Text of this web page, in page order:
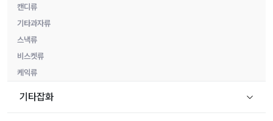
캔디류
기타과자류
스낵류
비스켓류
케익류
기타잡화